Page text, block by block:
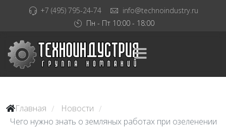
+7 (495) 795-24-74
info@technoindustry.ru
Пн - Пт 10:00 - 18:00
Главная / Новости /
Чего нужно знать о земляных работах при озеленении